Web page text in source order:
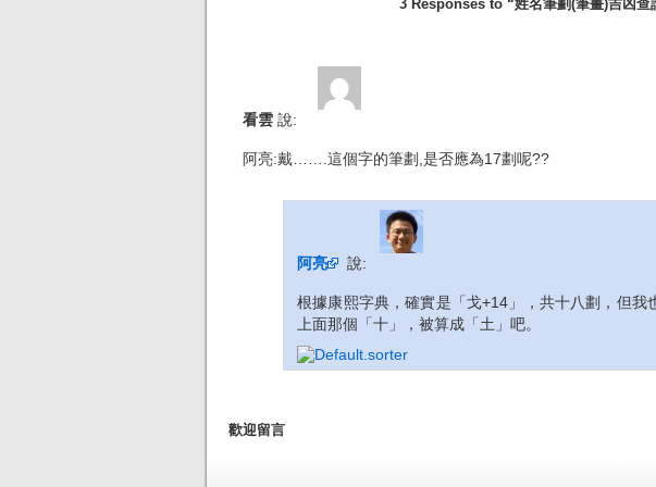
3 Responses to “姓名筆劃(筆畫)吉凶
看雲 說:
阿亮:戴…….這個字的筆劃,是否應為17劃呢??
阿亮 說:
根據康熙字典，確實是「戈+14」，共十八劃，但我
上面那個「十」，被算成「土」吧。
歡迎留言